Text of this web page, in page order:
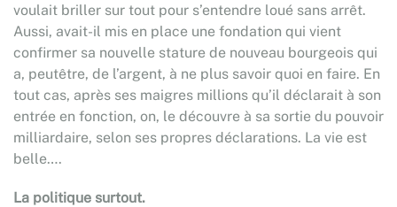
voulait briller sur tout pour s’entendre loué sans arrêt.
Aussi, avait-il mis en place une fondation qui vient
confirmer sa nouvelle stature de nouveau bourgeois qui
a, peutêtre, de l’argent, à ne plus savoir quoi en faire. En
tout cas, après ses maigres millions qu’il déclarait à son
entrée en fonction, on, le découvre à sa sortie du pouvoir
milliardaire, selon ses propres déclarations. La vie est
belle….
La politique surtout.